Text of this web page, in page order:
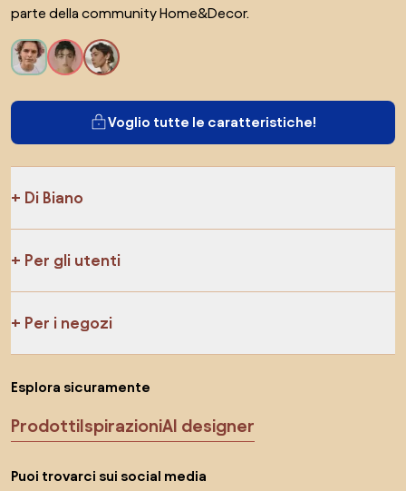
parte della community Home&Decor.
Voglio tutte le caratteristiche!
Di Biano
Per gli utenti
Per i negozi
Esplora sicuramente
ProdottiIspirazioniAI designer
Puoi trovarci sui social media